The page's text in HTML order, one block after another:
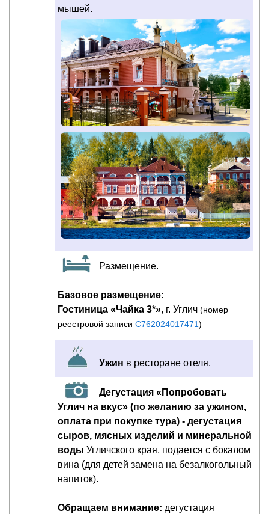
мышей.
Размещение.
Базовое размещение:
Гостиница «Чайка 3*», г. Углич (номер
реестровой записи С762024017471)
Ужин в ресторане отеля.
Дегустация «Попробовать
Углич на вкус» (по желанию за ужином,
оплата при покупке тура) - дегустация
сыров, мясных изделий и минеральной
воды Угличского края, подается с бокалом
вина (для детей замена на безалкогольный
напиток).
Обращаем внимание: дегустация